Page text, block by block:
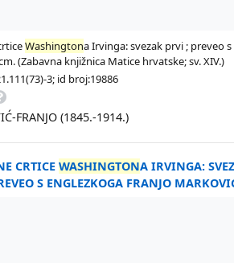
Washingtona Irvinga: svezak prvi ; preveo
(Zabavna knjižnica Matice hrvatske; sv. XIV.)
3; id broj:19886
FRANJO (1845.-1914.)
CRTICEWASHINGTONA IRVINGA:
S ENGLEZKOGA FRANJO